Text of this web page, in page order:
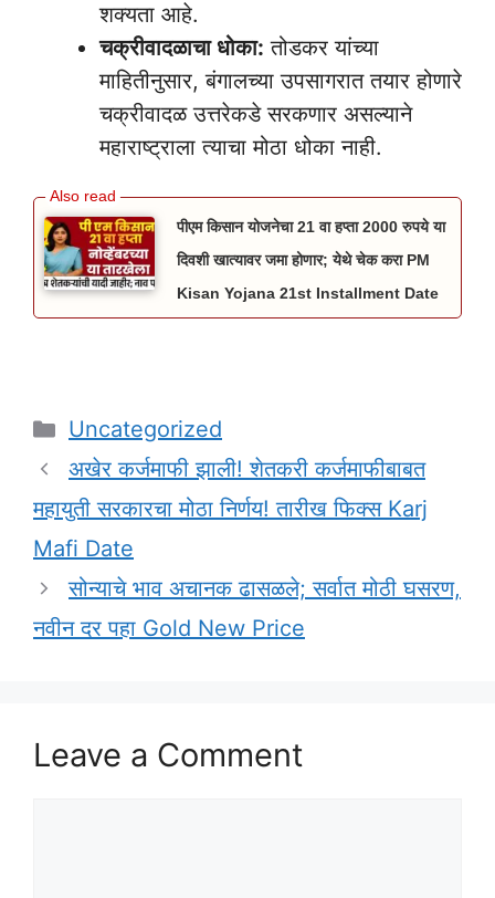
शक्यता आहे.
चक्रीवादळाचा धोका: तोडकर यांच्या
माहितीनुसार, बंगालच्या उपसागरात तयार होणारे
चक्रीवादळ उत्तरेकडे सरकणार असल्याने
महाराष्ट्राला त्याचा मोठा धोका नाही.
पीएम किसान योजनेचा 21 वा हप्ता 2000 रुपये या
दिवशी खात्यावर जमा होणार; येथे चेक करा PM
Kisan Yojana 21st Installment Date
Categories
Uncategorized
अखेर कर्जमाफी झाली! शेतकरी कर्जमाफीबाबत
महायुती सरकारचा मोठा निर्णय! तारीख फिक्स Karj
Mafi Date
सोन्याचे भाव अचानक ढासळले; सर्वात मोठी घसरण,
नवीन दर पहा Gold New Price
Leave a Comment